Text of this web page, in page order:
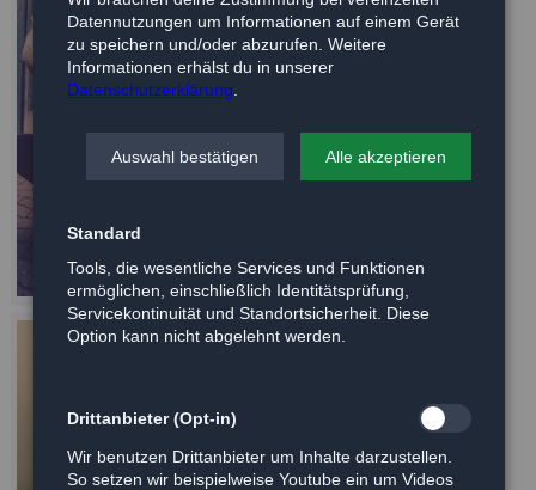
Datennutzungen um Informationen auf einem Gerät
zu speichern und/oder abzurufen. Weitere
Informationen erhälst du in unserer
Datenschutzerklärung
Auswahl bestätigen Alle akzeptieren
Standard
Tools, die wesentliche Services und Funktionen
ermöglichen, einschließlich Identitätsprüfung,
Servicekontinuität und Standortsicherheit. Diese
Option kann nicht abgelehnt werden.
Drittanbieter (Opt-in)
Wir benutzen Drittanbieter um Inhalte darzustellen.
So setzen wir beispielweise Youtube ein um Videos